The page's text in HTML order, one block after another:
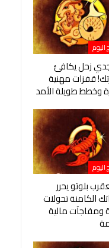
اليوم
زحل يكافئ
قفزات مهنية
وخطط طويلة الأمد
اليوم
بلوتو يحرر
الكامنة تحولات
ومفاجآت مالية